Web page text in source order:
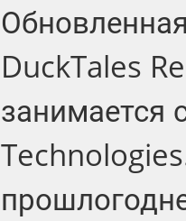
DuckTales
занимается